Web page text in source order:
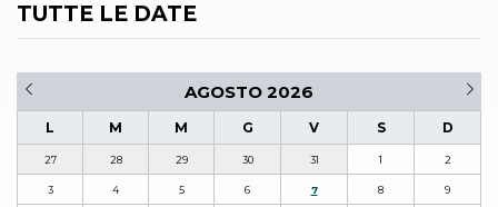
TUTTE LE DATE
AGOSTO 2026
L M M G V S D
27 28 29 30 31 1 2
3 4 5 6 7 8 9